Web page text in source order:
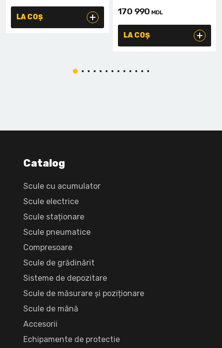
LA COȘ
170 990 MDL
LA COȘ
Catalog
Scule cu acumulator
Scule electrice
Scule staționare
Scule pneumatice
Compresoare
Scule de grădinărit
Sisteme de depozitare
Scule de măsurare și poziționare
Scule de mână
Accesorii
Echipamente de protectie